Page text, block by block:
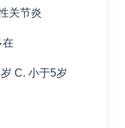
关节炎
在
岁 C. 小于5岁